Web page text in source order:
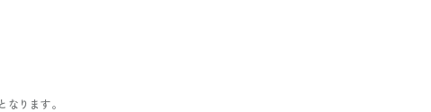
ります。